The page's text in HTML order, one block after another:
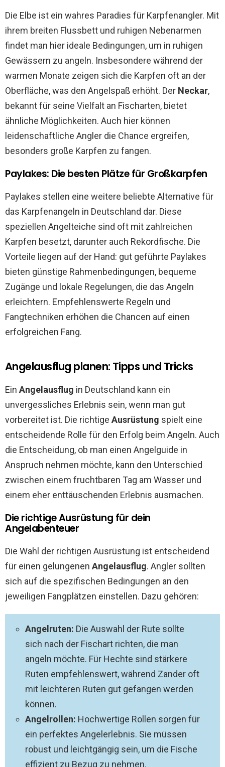
Die Elbe ist ein wahres Paradies für Karpfenangler. Mit
ihrem breiten Flussbett und ruhigen Nebenarmen
findet man hier ideale Bedingungen, um in ruhigen
Gewässern zu angeln. Insbesondere während der
warmen Monate zeigen sich die Karpfen oft an der
Oberfläche, was den Angelspaß erhöht. Der Neckar,
bekannt für seine Vielfalt an Fischarten, bietet
ähnliche Möglichkeiten. Auch hier können
leidenschaftliche Angler die Chance ergreifen,
besonders große Karpfen zu fangen.
Paylakes: Die besten Plätze für Großkarpfen
Paylakes stellen eine weitere beliebte Alternative für
das Karpfenangeln in Deutschland dar. Diese
speziellen Angelteiche sind oft mit zahlreichen
Karpfen besetzt, darunter auch Rekordfische. Die
Vorteile liegen auf der Hand: gut geführte Paylakes
bieten günstige Rahmenbedingungen, bequeme
Zugänge und lokale Regelungen, die das Angeln
erleichtern. Empfehlenswerte Regeln und
Fangtechniken erhöhen die Chancen auf einen
erfolgreichen Fang.
Angelausflug planen: Tipps und Tricks
Ein Angelausflug in Deutschland kann ein
unvergessliches Erlebnis sein, wenn man gut
vorbereitet ist. Die richtige Ausrüstung spielt eine
entscheidende Rolle für den Erfolg beim Angeln. Auch
die Entscheidung, ob man einen Angelguide in
Anspruch nehmen möchte, kann den Unterschied
zwischen einem fruchtbaren Tag am Wasser und
einem eher enttäuschenden Erlebnis ausmachen.
Die richtige Ausrüstung für dein
Angelabenteuer
Die Wahl der richtigen Ausrüstung ist entscheidend
für einen gelungenen Angelausflug. Angler sollten
sich auf die spezifischen Bedingungen an den
jeweiligen Fangplätzen einstellen. Dazu gehören:
Angelruten: Die Auswahl der Rute sollte
sich nach der Fischart richten, die man
angeln möchte. Für Hechte sind stärkere
Ruten empfehlenswert, während Zander oft
mit leichteren Ruten gut gefangen werden
können.
Angelrollen: Hochwertige Rollen sorgen für
ein perfektes Angelerlebnis. Sie müssen
robust und leichtgängig sein, um die Fische
effizient zu Bezug zu nehmen.